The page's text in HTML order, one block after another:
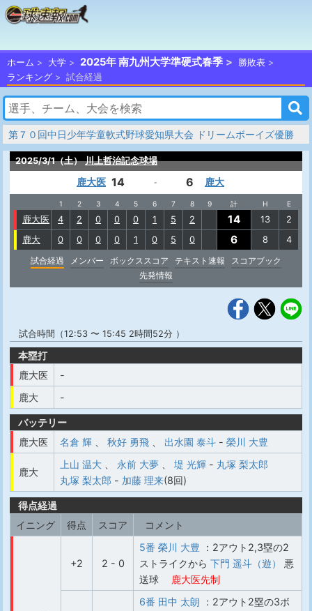
ホーム 大学 2025年 南九州大学準硬式春季
勝敗表
ランキング
試合経過
第７０回中日少年学童軟式野球愛知県大会 ドリームボーイズ優勝
2025/3/1（土） 川上哲治記念球場
鹿大医 14 - 6 鹿大
1 2 3 4 5 6 7 8 9 計 H E
鹿大医 4 2 0 0 0 1 5 2 14 13
2
鹿大
0 0 0 0 1 0 5 0 6 8
4
試合経過
メンバー ボックススコア テキスト速報
スコアブック
先発情報
試合時間（12:53 〜 15:45 2時間52分 ）
本塁打
鹿大医
-
鹿大
-
バッテリー
鹿大医
名倉 輝 秋好 勇飛 出水園 泰斗 - 榮川 大豊
鹿大
上山 温大 永前 大夢 堤 光輝 - 丸塚 梨太郎
丸塚 梨太郎 - 加藤 理来(8回)
得点経過
イニング
得点 スコア コメント
+2 2 - 0
5番 榮川 大豊 ：2アウト2,3塁の2
ストライクから 下門 遥斗（遊）
悪
送球
鹿大医先制
6番 田中 太朗 ：2アウト2塁の3ボ